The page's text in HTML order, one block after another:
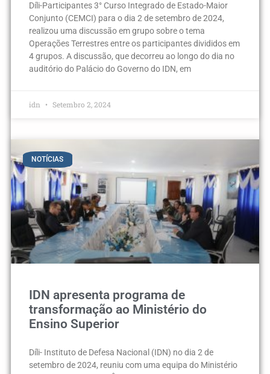
Díli-Participantes 3° Curso Integrado de Estado-Maior
Conjunto (CEMCI) para o dia 2 de setembro de 2024,
realizou uma discussão em grupo sobre o tema
Operações Terrestres entre os participantes divididos em
4 grupos. A discussão, que decorreu ao longo do dia no
auditório do Palácio do Governo do IDN, em
idn Setembro 2, 2024
NOTÍCIAS
IDN apresenta programa de
transformação ao Ministério do
Ensino Superior
Díli- Instituto de Defesa Nacional (IDN) no dia 2 de
setembro de 2024, reuniu com uma equipa do Ministério